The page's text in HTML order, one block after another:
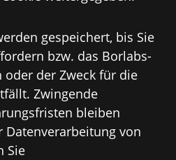
gespeichert, bis Sie
bzw. das Borlabs-
oder der Zweck für die
Zwingende
bleiben
von
Sie